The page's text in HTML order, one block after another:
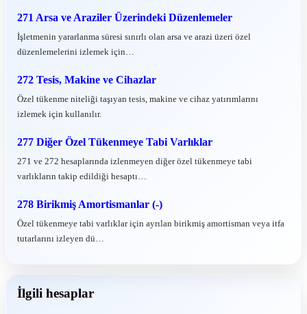
271 Arsa ve Araziler Üzerindeki Düzenlemeler
İşletmenin yararlanma süresi sınırlı olan arsa ve arazi üzeri özel
düzenlemelerini izlemek için…
272 Tesis, Makine ve Cihazlar
Özel tükenme niteliği taşıyan tesis, makine ve cihaz yatırımlarını
izlemek için kullanılır.
277 Diğer Özel Tükenmeye Tabi Varlıklar
271 ve 272 hesaplarında izlenmeyen diğer özel tükenmeye tabi
varlıkların takip edildiği hesaptı…
278 Birikmiş Amortismanlar (-)
Özel tükenmeye tabi varlıklar için ayrılan birikmiş amortisman veya itfa
tutarlarını izleyen dü…
İlgili hesaplar